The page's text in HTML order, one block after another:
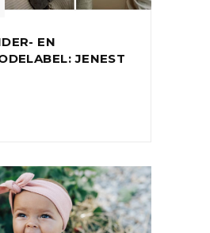
EN
JENEST